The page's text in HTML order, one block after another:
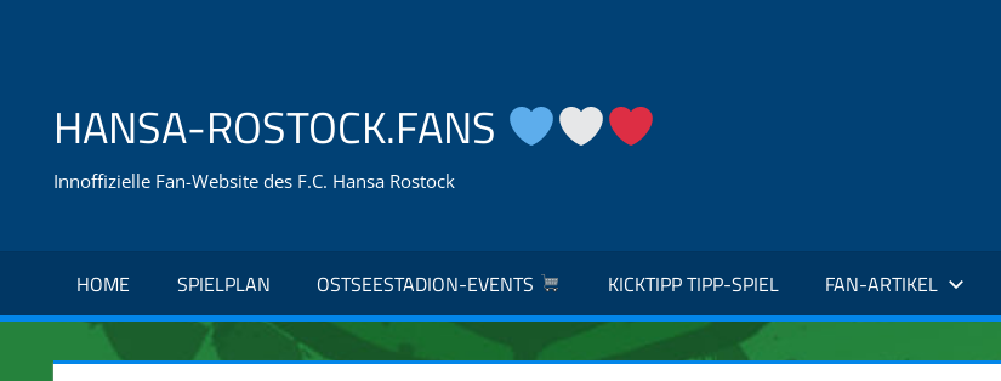
HANSA-ROSTOCK.FANS
Innoffizielle Fan-Website des F.C. Hansa Rostock
HOME SPIELPLAN OSTSEESTADION-EVENTS KICKTIPP TIPP-SPIEL FAN-ARTIKEL